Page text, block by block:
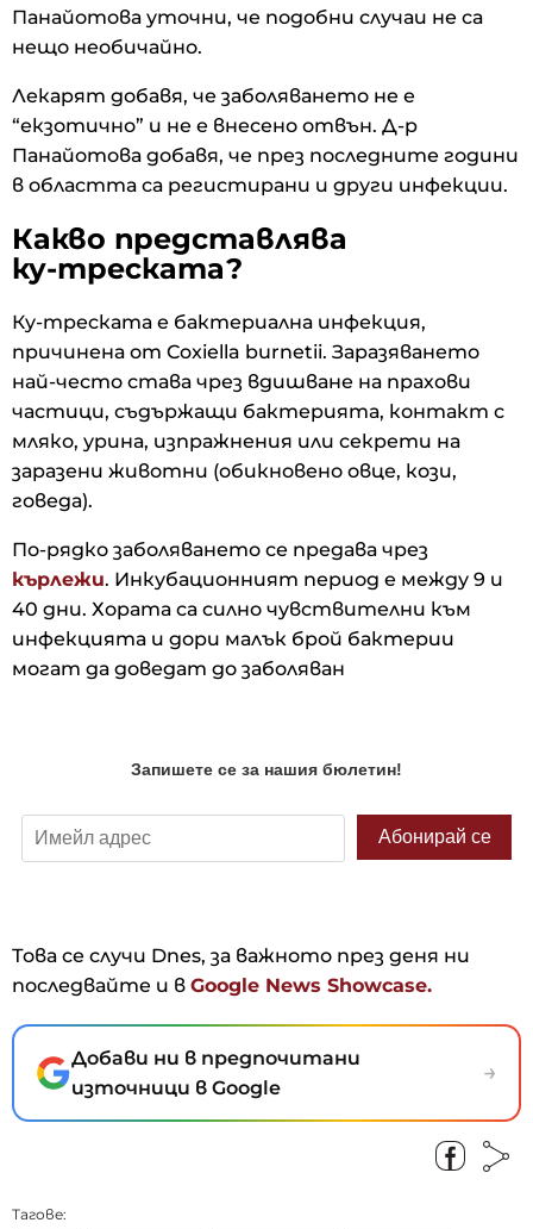
Панайотова уточни, че подобни случаи не са
нещо необичайно.
Лекарят добавя, че заболяването не е
“екзотично” и не е внесено отвън. Д-р
Панайотова добавя, че през последните години
в областта са регистирани и други инфекции.
Какво представлява
ку‑треската?
Ку‑треската е бактериална инфекция,
причинена от Coxiella burnetii. Заразяването
най-често става чрез вдишване на прахови
частици, съдържащи бактерията, контакт с
мляко, урина, изпражнения или секрети на
заразени животни (обикновено овце, кози,
говеда).
По-рядко заболяването се предава чрез
кърлежи. Инкубационният период е между 9 и
40 дни. Хората са силно чувствителни към
инфекцията и дори малък брой бактерии
могат да доведат до заболяван
Това се случи Dnes, за важното през деня ни
последвайте и в Google News Showcase.
Добави ни в предпочитани
източници в Google
→
Тагове: